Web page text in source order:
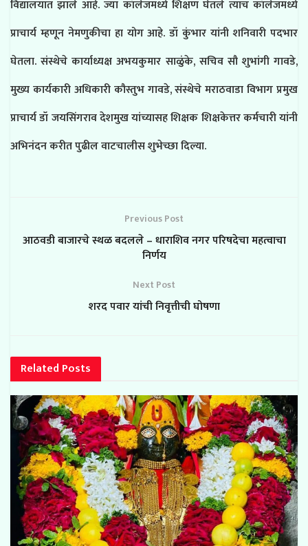
विद्यालयात झाले आहे. ज्या कॉलेजमध्ये शिक्षण घेतले त्याच कॉलेजमध्ये
प्राचार्य म्हणून नेमणुकीचा हा योग आहे. डॉ कुंभार यांनी शनिवारी पदभार
घेतला. संस्थेचे कार्याध्यक्ष अभयकुमार साळुंके, सचिव सौ शुभांगी गावडे,
मुख्य कार्यकारी अधिकारी कौस्तुभ गावडे, संस्थेचे मराठवाडा विभाग प्रमुख
प्राचार्य डॉ जयसिंगराव देशमुख यांच्यासह शिक्षक शिक्षकेत्तर कर्मचारी यांनी
अभिनंदन करीत पुढील वाटचालीस शुभेच्छा दिल्या.
Previous Post
आठवडी बाजारचे स्थळ बदलले – धाराशिव नगर परिषदेचा महत्वाचा
निर्णय
Next Post
शरद पवार यांची निवृत्तीची घोषणा
Related Posts